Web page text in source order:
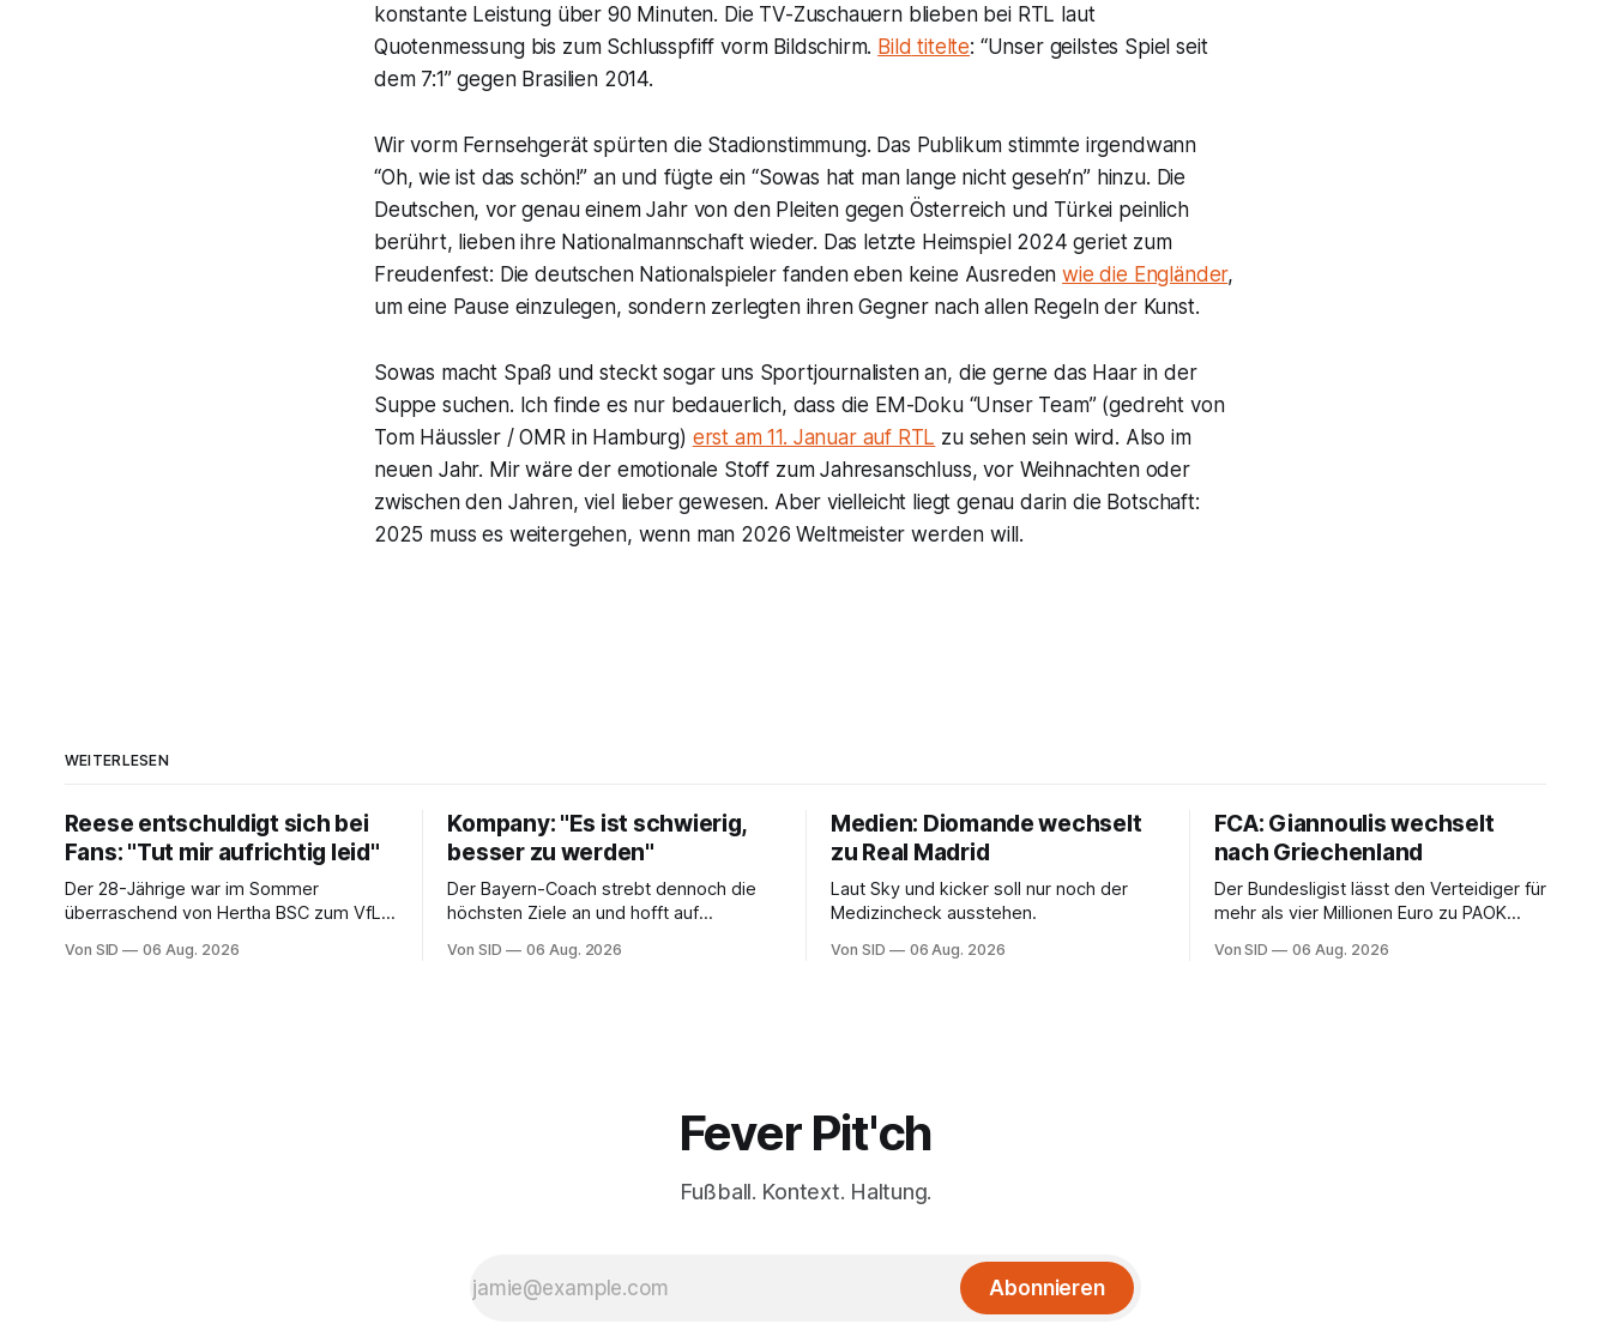
konstante Leistung über 90 Minuten. Die TV-Zuschauern blieben bei RTL laut
Quotenmessung bis zum Schlusspfiff vorm Bildschirm. Bild titelte: “Unser geilstes Spiel seit
dem 7:1” gegen Brasilien 2014.
Wir vorm Fernsehgerät spürten die Stadionstimmung. Das Publikum stimmte irgendwann
“Oh, wie ist das schön!” an und fügte ein “Sowas hat man lange nicht geseh’n” hinzu. Die
Deutschen, vor genau einem Jahr von den Pleiten gegen Österreich und Türkei peinlich
berührt, lieben ihre Nationalmannschaft wieder. Das letzte Heimspiel 2024 geriet zum
Freudenfest: Die deutschen Nationalspieler fanden eben keine Ausredenwie die Engländer,
um eine Pause einzulegen, sondern zerlegten ihren Gegner nach allen Regeln der Kunst.
Sowas macht Spaß und steckt sogar uns Sportjournalisten an, die gerne das Haar in der
Suppe suchen. Ich finde es nur bedauerlich, dass die EM-Doku “Unser Team” (gedreht von
Tom Häussler / OMR in Hamburg) erst am 11. Januar auf RTL zu sehen sein wird. Also im
neuen Jahr. Mir wäre der emotionale Stoff zum Jahresanschluss, vor Weihnachten oder
zwischen den Jahren, viel lieber gewesen. Aber vielleicht liegt genau darin die Botschaft:
2025 muss es weitergehen, wenn man 2026 Weltmeister werden will.
WEITERLESEN
Reese entschuldigt sich bei
Fans: "Tut mir aufrichtig leid"
Der 28-Jährige war im Sommer
überraschend von Hertha BSC zum VfL
Von SID 06 Aug. 2026
Kompany: "Es ist schwierig,
besser zu werden"
Der Bayern-Coach strebt dennoch die
höchsten Ziele an und hofft auf
Von SID 06 Aug. 2026
Medien: Diomande wechselt
zu Real Madrid
Laut Sky und kicker soll nur noch der
Medizincheck ausstehen.
Von SID 06 Aug. 2026
FCA: Giannoulis wechselt
nach Griechenland
Der Bundesligist lässt den Verteidiger für
mehr als vier Millionen Euro zu PAOK
schon da.
Von SID 06 Aug. 2026
Fever Pit'ch
Fußball. Kontext. Haltung.
Abonnieren